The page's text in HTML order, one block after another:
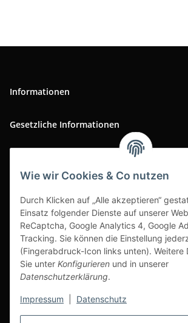
Wie wir Cookies & Co nutzen
Durch Klicken auf „Alle akzeptieren“
Einsatz folgender Dienste auf unserer
ReCaptcha, Google Analytics 4, Google
Tracking. Sie können die Einstellung
(Fingerabdruck-Icon links unten). Weitere
Sie unter Konfigurieren und in unserer
Datenschutzerklärung.
Impressum Datenschutz
Informationen
Gesetzliche Informationen